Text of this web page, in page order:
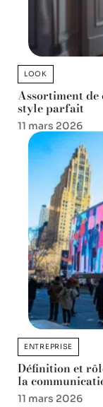
LOOK
Assortiment de
style parfait
11 mars 2026
ENTREPRISE
Définition et
la
11 mars 2026